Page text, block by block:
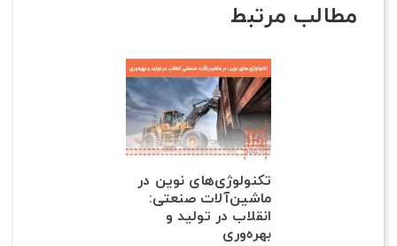
مطالب مرتبط
تکنولوژی‌های نوین در
ماشین‌آلات صنعتی:
انقلاب در تولید و
بهره‌وری